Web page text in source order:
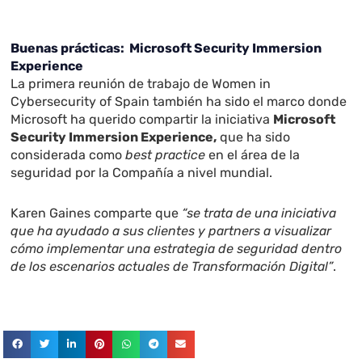
Buenas prácticas: Microsoft Security Immersion
Experience
La primera reunión de trabajo de Women in
Cybersecurity of Spain también ha sido el marco donde
Microsoft ha querido compartir la iniciativa Microsoft
Security Immersion Experience, que ha sido
considerada comobest practice en el área de la
seguridad por la Compañía a nivel mundial.
Karen Gaines comparte que “se trata de una iniciativa
que ha ayudado a sus clientes y partners a visualizar
cómo implementar una estrategia de seguridad dentro
de los escenarios actuales de Transformación Digital”.